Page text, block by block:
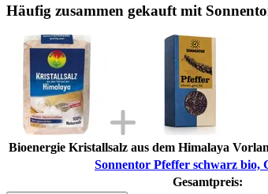
Häufig zusammen gekauft mit
Bioenergie Kristallsalz aus dem Himalaya
Sonnentor Pfeffer schwarz bio,
Gesamtpreis: